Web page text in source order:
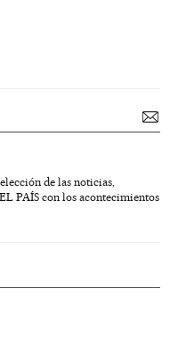
de las noticias,
PAÍS con los acontecimientos